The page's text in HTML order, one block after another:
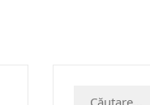
Caută